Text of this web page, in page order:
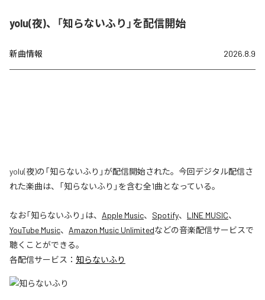
yolu(夜)、「知らないふり」を配信開始
新曲情報 2026.8.9
yolu(夜)の「知らないふり」が配信開始された。今回デジタル配信さ
れた楽曲は、「知らないふり」を含む全1曲となっている。
なお「知らないふり 」は、 Apple Music、 Spotify、 LINE MUSIC、
YouTube Music、 Amazon Music Unlimitedなどの音楽配信サービスで
聴くことができる。
各配信サービス： 知らないふり